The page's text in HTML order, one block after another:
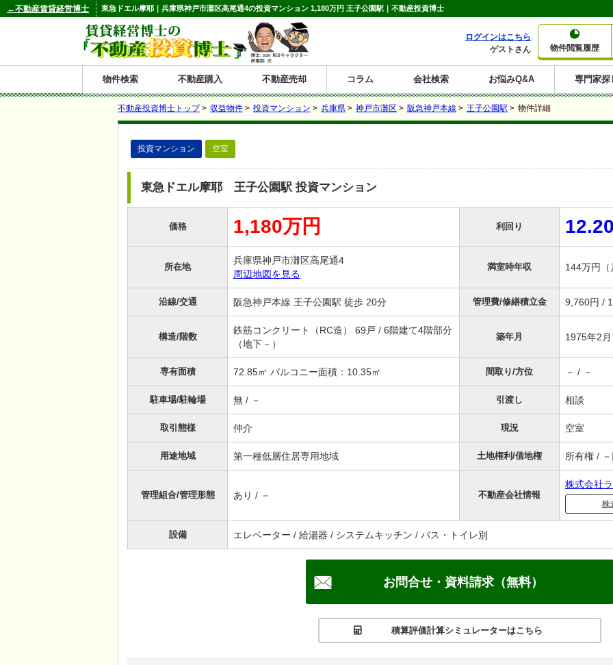
東急ドエル摩耶｜兵庫県神戸市灘区高尾通4の投資マンション 1,180万円 王子公園駅｜不動産投資博士
物件閲覧履歴
ログインはこちら
ゲストさん
物件検索
青森
秋田
岩手
宮城
山形
福島
東京
埼玉
神奈川
千葉
茨城
栃木
群馬
新潟
富山
石川
福井
長野
山梨
静岡
愛知
岐阜
三重
大阪
兵庫
京都
滋賀
奈良
和歌山
鳥取
岡山
島根
広島
山口
香川
徳島
愛媛
高知
福岡
佐賀
長崎
熊本
大分
宮崎
鹿児島
沖縄
不動産購入 不動産売却 コラム
購入コラム
売却コラム
大家さんコラム
賃貸経営コラム
会社検索 お悩みQ&A 専門家探
←不動産賃貸経営博士
不動産投資博士トップ> 収益物件 > 投資マンション > 兵庫県 > 神戸市灘区 > 阪急神戸本線 > 王子公園駅 > 物件詳細
投資マンション 空室
東急ドエル摩耶 王子公園駅 投資マンション
価格 1,180万円 利回り
所在地
兵庫県神戸市灘区高尾通4
周辺地図を見る
満室時年収 144万円
沿線/交通 阪急神戸本線 王子公園駅 徒歩 20分 管理費/修繕積立金 9,760円 /
構造/階数
鉄筋コンクリート（RC造） 69戸 / 6階建て4階部分
（地下－）
築年月 1975年2
専有面積 72.85㎡ バルコニー面積：10.35㎡ 間取り/方位 － / －
駐車場/駐輪場 無 / － 引渡し 相談
取引態様 仲介 現況 空室
用途地域 第一種低層住居専用地域 土地権利/借地権 所有権 /
管理組合/管理形態 あり / － 不動産会社情報
株式会社
株
設備 エレベーター / 給湯器 / システムキッチン / バス・トイレ別
お問合せ・資料請求（無料）
積算評価計算シミュレーターはこちら